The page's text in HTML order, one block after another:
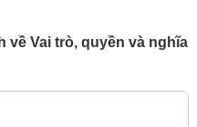
Vai trò, quyền và nghĩa